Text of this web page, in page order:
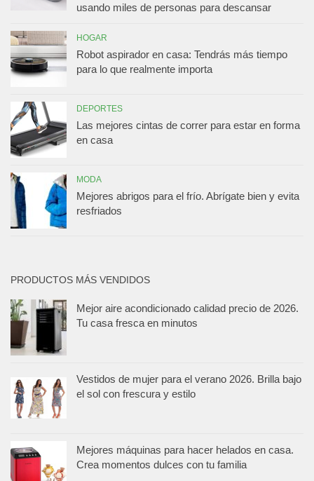
usando miles de personas para descansar
HOGAR
Robot aspirador en casa: Tendrás más tiempo
para lo que realmente importa
DEPORTES
Las mejores cintas de correr para estar en forma
en casa
MODA
Mejores abrigos para el frío. Abrígate bien y evita
resfriados
PRODUCTOS MÁS VENDIDOS
Mejor aire acondicionado calidad precio de 2026.
Tu casa fresca en minutos
Vestidos de mujer para el verano 2026. Brilla bajo
el sol con frescura y estilo
Mejores máquinas para hacer helados en casa.
Crea momentos dulces con tu familia